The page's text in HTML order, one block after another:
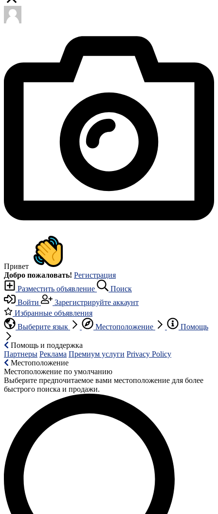
Привет
Добро пожаловать! Регистрация
Разместить объявление
Поиск
Войти
Зарегистрируйте аккаунт
Избранные объявления
Выберите язык
Местоположение Помощь
Помощь и поддержка
Партнеры Реклама Премиум услуги Privacy Policy
Местоположение
Местоположение по умолчанию
Выберите предпочитаемое вами местоположение для более
быстрого поиска и продажи.